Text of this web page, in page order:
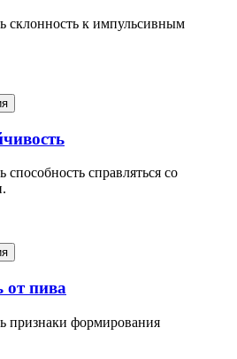
склонность к импульсивным
способность справляться со
от пива
признаки формирования